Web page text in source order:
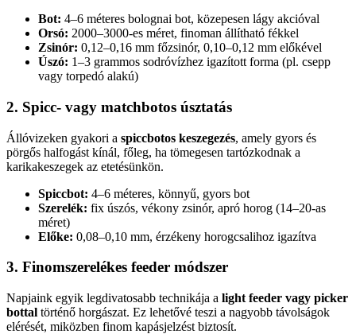
Bot: 4–6 méteres bolognai bot, közepesen lágy akcióval
Orsó: 2000–3000-es méret, finoman állítható fékkel
Zsinór: 0,12–0,16 mm főzsinór, 0,10–0,12 mm előkével
Úszó: 1–3 grammos sodróvízhez igazított forma (pl. csepp
vagy torpedó alakú)
2. Spicc- vagy matchbotos úsztatás
Állóvizeken gyakori a spiccbotos keszegezés, amely gyors és
pörgős halfogást kínál, főleg, ha tömegesen tartózkodnak a
karikakeszegek az etetésünkön.
Spiccbot: 4–6 méteres, könnyű, gyors bot
Szerelék: fix úszós, vékony zsinór, apró horog (14–20-as
méret)
Előke: 0,08–0,10 mm, érzékeny horogcsalihoz igazítva
3. Finomszerelékes feeder módszer
Napjaink egyik legdivatosabb technikája a light feeder vagy picker
bottal történő horgászat. Ez lehetővé teszi a nagyobb távolságok
elérését, miközben finom kapásjelzést biztosít.